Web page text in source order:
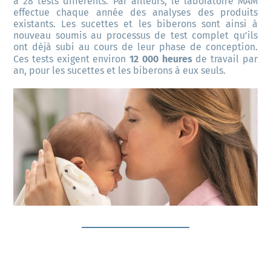
effectue chaque année des analyses des produits
existants. Les sucettes et les biberons sont ainsi à
nouveau soumis au processus de test complet qu’ils
ont déjà subi au cours de leur phase de conception.
Ces tests exigent environ 12 000 heures de travail par
an, pour les sucettes et les biberons à eux seuls.
NOUVELLE SELECTION DE
PRODUITS COFFRET JEUNE MAMAN